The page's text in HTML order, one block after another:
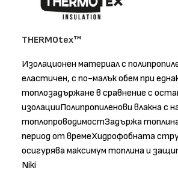
THERMOtex™
Изолационен материал с
еластичен, с по-малък обем при
топлозадържане в сравнение с
изолацииПолипропиленови влакна с
топлопроводимостЗадържа
период от времеХидрофобната
осигурява максимум топлина и
Niki